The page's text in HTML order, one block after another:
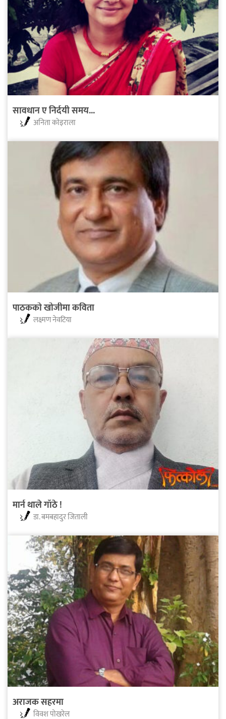
सावधान ए निर्दयी समय...
अनिता काेइराला
पाठकको खोजीमा कविता
लक्ष्मण नेवटिया
मार्न थाले गाँठे !
डा. बमबहादुर जिताली
अराजक सहरमा
विवश पोखरेल